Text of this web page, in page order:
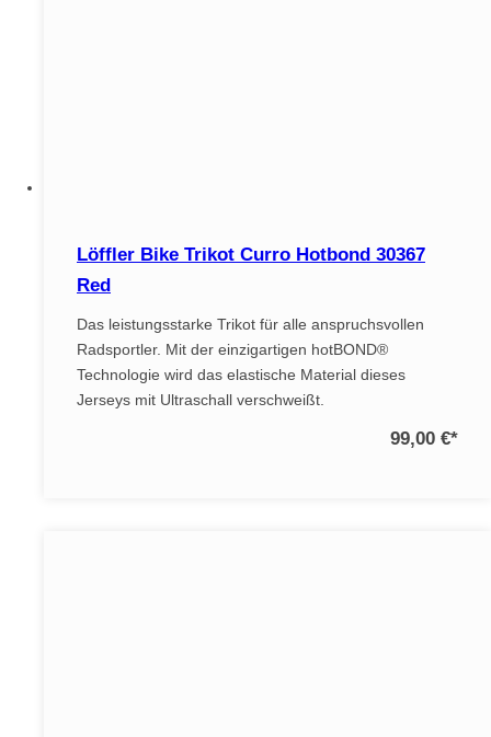
Löffler Bike Trikot Curro Hotbond 30367
Red
Das leistungsstarke Trikot für alle anspruchsvollen
Radsportler. Mit der einzigartigen hotBOND®
Technologie wird das elastische Material dieses
Jerseys mit Ultraschall verschweißt.
99,00 €*